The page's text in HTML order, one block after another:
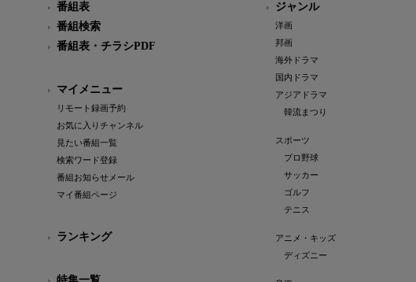
番組表
番組検索
番組表・チラシPDF
マイメニュー
リモート録画予約
お気に入りチャンネル
見たい番組一覧
検索ワード登録
番組お知らせメール
マイ番組ページ
ランキング
ジャンル
洋画
邦画
海外ドラマ
国内ドラマ
アジアドラマ
韓流まつり
スポーツ
プロ野球
サッカー
ゴルフ
テニス
アニメ・キッズ
ディズニー